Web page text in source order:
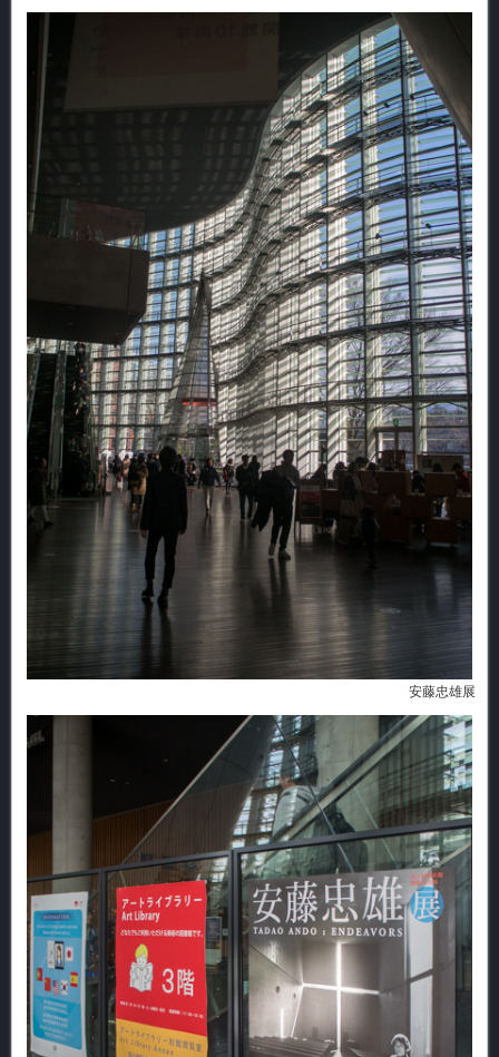
安藤忠雄展